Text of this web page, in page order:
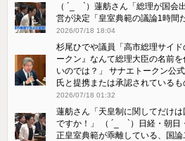
（ ´_ゝ`）蓮舫さん「総理が国
営が決定「皇室典範の議論1時
2026/07/18 18:04
杉尾ひでや議員「高市総理サイ
ークン』なんて総理大臣の名前
いのでは？」 サナエトークン公
氏と提携または承認されているも
2026/07/18 01:32
蓮舫さん「天皇制に関してだけ
ですか！」 （ ´_ゝ`）日経・朝
正皇室典範が乖離している、国